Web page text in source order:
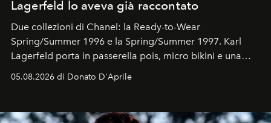
Lagerfeld lo aveva già raccontato
Due collezioni di Chanel: la Ready-to-Wear
Spring/Summer 1996 e la Spring/Summer 1997. Karl
Lagerfeld porta in passerella pois, micro bikini e una
logomania pensata per la spiaggia
Kate, Claudia e Carla una dietro l'altra. Trent'anni dopo,
uno dei documenti più contemporanei che abbiamo.
05.08.2026 di Donato D'Aprile